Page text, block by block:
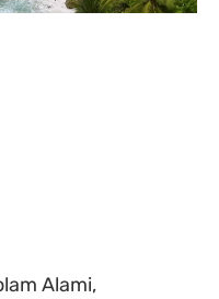
Alami,